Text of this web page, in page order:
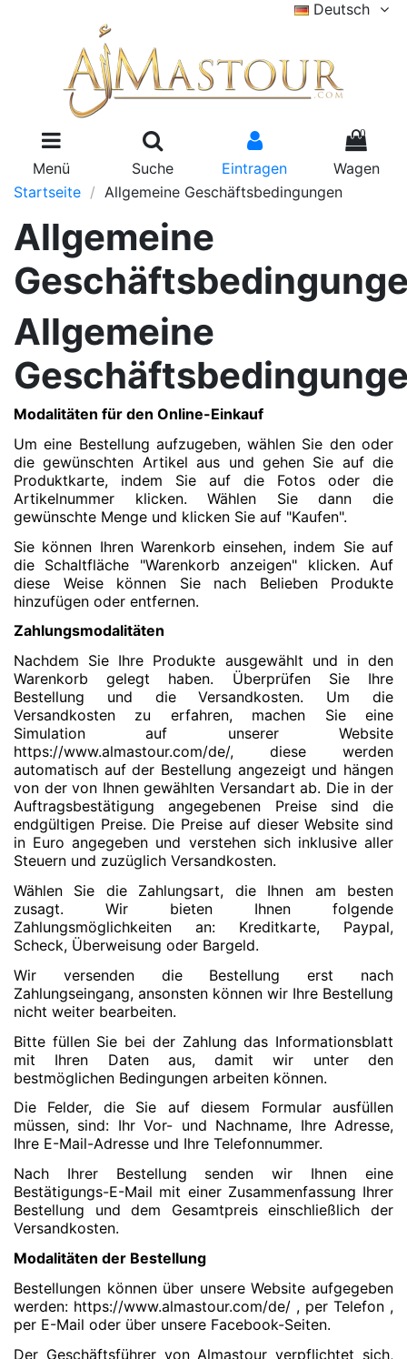
Deutsch
Menü Suche Eintragen
0
Wagen
Startseite
Allgemeine Geschäftsbedingungen
Allgemeine
Allgemeine
Modalitäten für den Online-Einkauf
Um eine Bestellung aufzugeben, wählen Sie den oder
die gewünschten Artikel aus und gehen Sie auf die
Produktkarte, indem Sie auf die Fotos oder die
Artikelnummer klicken. Wählen Sie dann die
gewünschte Menge und klicken Sie auf "Kaufen".
Sie können Ihren Warenkorb einsehen, indem Sie auf
die Schaltfläche "Warenkorb anzeigen" klicken. Auf
diese Weise können Sie nach Belieben Produkte
hinzufügen oder entfernen.
Zahlungsmodalitäten
Nachdem Sie Ihre Produkte ausgewählt und in den
Warenkorb gelegt haben. Überprüfen Sie Ihre
Bestellung und die Versandkosten. Um die
Versandkosten zu erfahren, machen Sie eine
Simulation auf unserer Website
https://www.almastour.com/de/, diese werden
automatisch auf der Bestellung angezeigt und hängen
von der von Ihnen gewählten Versandart ab. Die in der
Auftragsbestätigung angegebenen Preise sind die
endgültigen Preise. Die Preise auf dieser Website sind
in Euro angegeben und verstehen sich inklusive aller
Steuern und zuzüglich Versandkosten.
Wählen Sie die Zahlungsart, die Ihnen am besten
zusagt. Wir bieten Ihnen folgende
Zahlungsmöglichkeiten an: Kreditkarte, Paypal,
Scheck, Überweisung oder Bargeld.
Wir versenden die Bestellung erst nach
Zahlungseingang, ansonsten können wir Ihre Bestellung
nicht weiter bearbeiten.
Bitte füllen Sie bei der Zahlung das Informationsblatt
mit Ihren Daten aus, damit wir unter den
bestmöglichen Bedingungen arbeiten können.
Die Felder, die Sie auf diesem Formular ausfüllen
müssen, sind: Ihr Vor- und Nachname, Ihre Adresse,
Ihre E-Mail-Adresse und Ihre Telefonnummer.
Nach Ihrer Bestellung senden wir Ihnen eine
Bestätigungs-E-Mail mit einer Zusammenfassung Ihrer
Bestellung und dem Gesamtpreis einschließlich der
Versandkosten.
Modalitäten der Bestellung
Bestellungen können über unsere Website aufgegeben
werden: https://www.almastour.com/de/ , per Telefon ,
per E-Mail oder über unsere Facebook-Seiten.
Der Geschäftsführer von Almastour verpflichtet sich,